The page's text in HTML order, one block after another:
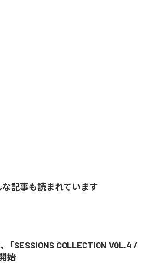
な記事も読まれています
SESSIONS COLLECTION VOL.4 /
始